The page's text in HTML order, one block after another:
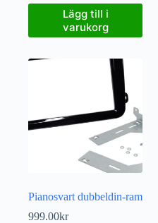
Lägg till i
varukorg
Pianosvart dubbeldin-ram
999.00kr